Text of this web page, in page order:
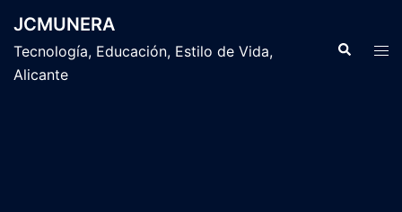
contenido
JCMUNERA
Tecnología, Educación, Estilo de Vida,
Alicante
Buscar